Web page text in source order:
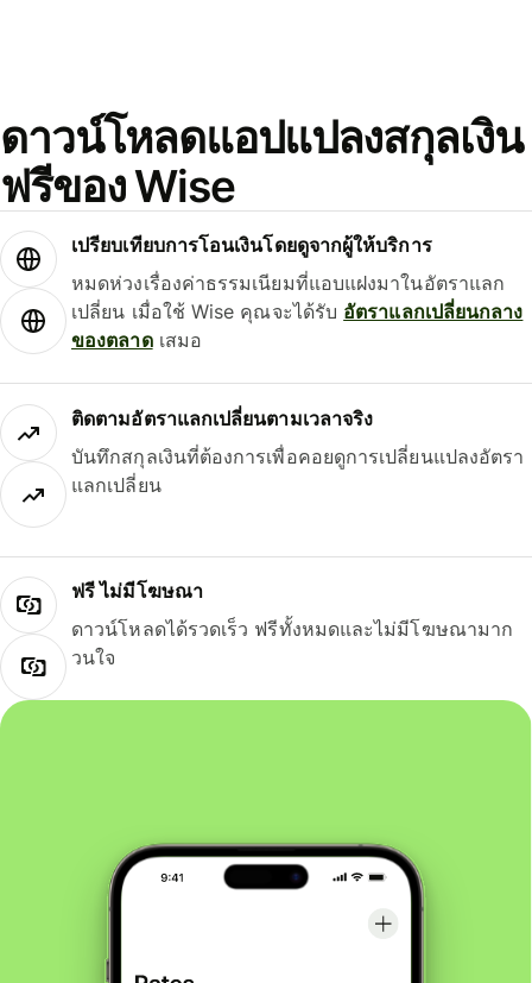
ดาวน์โหลดแอปแปลงสกุลเงิน
ฟรีของ Wise
เปรียบเทียบการโอนเงินโดยดูจากผู้ให้บริการ
หมดห่วงเรื่องค่าธรรมเนียมที่แอบแฝงมาในอัตราแลก
เปลี่ยน เมื่อใช้ Wise คุณจะได้รับ อัตราแลกเปลี่ยนกลาง
ของตลาดเสมอ
ติดตามอัตราแลกเปลี่ยนตามเวลาจริง
บันทึกสกุลเงินที่ต้องการเพื่อคอยดูการเปลี่ยนแปลงอัตรา
แลกเปลี่ยน
ฟรี ไม่มีโฆษณา
ดาวน์โหลดได้รวดเร็ว ฟรีทั้งหมดและไม่มีโฆษณามาก
วนใจ